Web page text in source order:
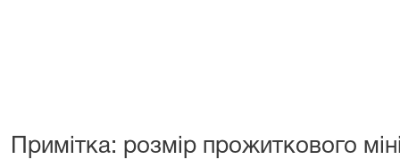
Примітка: розмір прожиткового